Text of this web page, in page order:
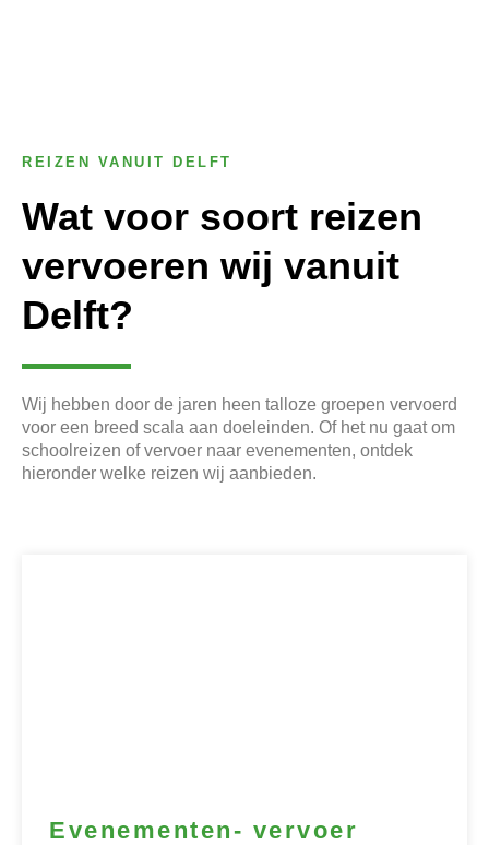
REIZEN VANUIT DELFT
Wat voor soort reizen
vervoeren wij vanuit
Delft?
Wij hebben door de jaren heen talloze groepen vervoerd
voor een breed scala aan doeleinden. Of het nu gaat om
schoolreizen of vervoer naar evenementen, ontdek
hieronder welke reizen wij aanbieden.
Evenementen- vervoer